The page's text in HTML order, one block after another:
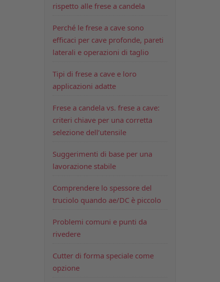
rispetto alle frese a candela
Perché le frese a cave sono
efficaci per cave profonde, pareti
laterali e operazioni di taglio
Tipi di frese a cave e loro
applicazioni adatte
Frese a candela vs. frese a cave:
criteri chiave per una corretta
selezione dell’utensile
Suggerimenti di base per una
lavorazione stabile
Comprendere lo spessore del
truciolo quando ae/DC è piccolo
Problemi comuni e punti da
rivedere
Cutter di forma speciale come
opzione